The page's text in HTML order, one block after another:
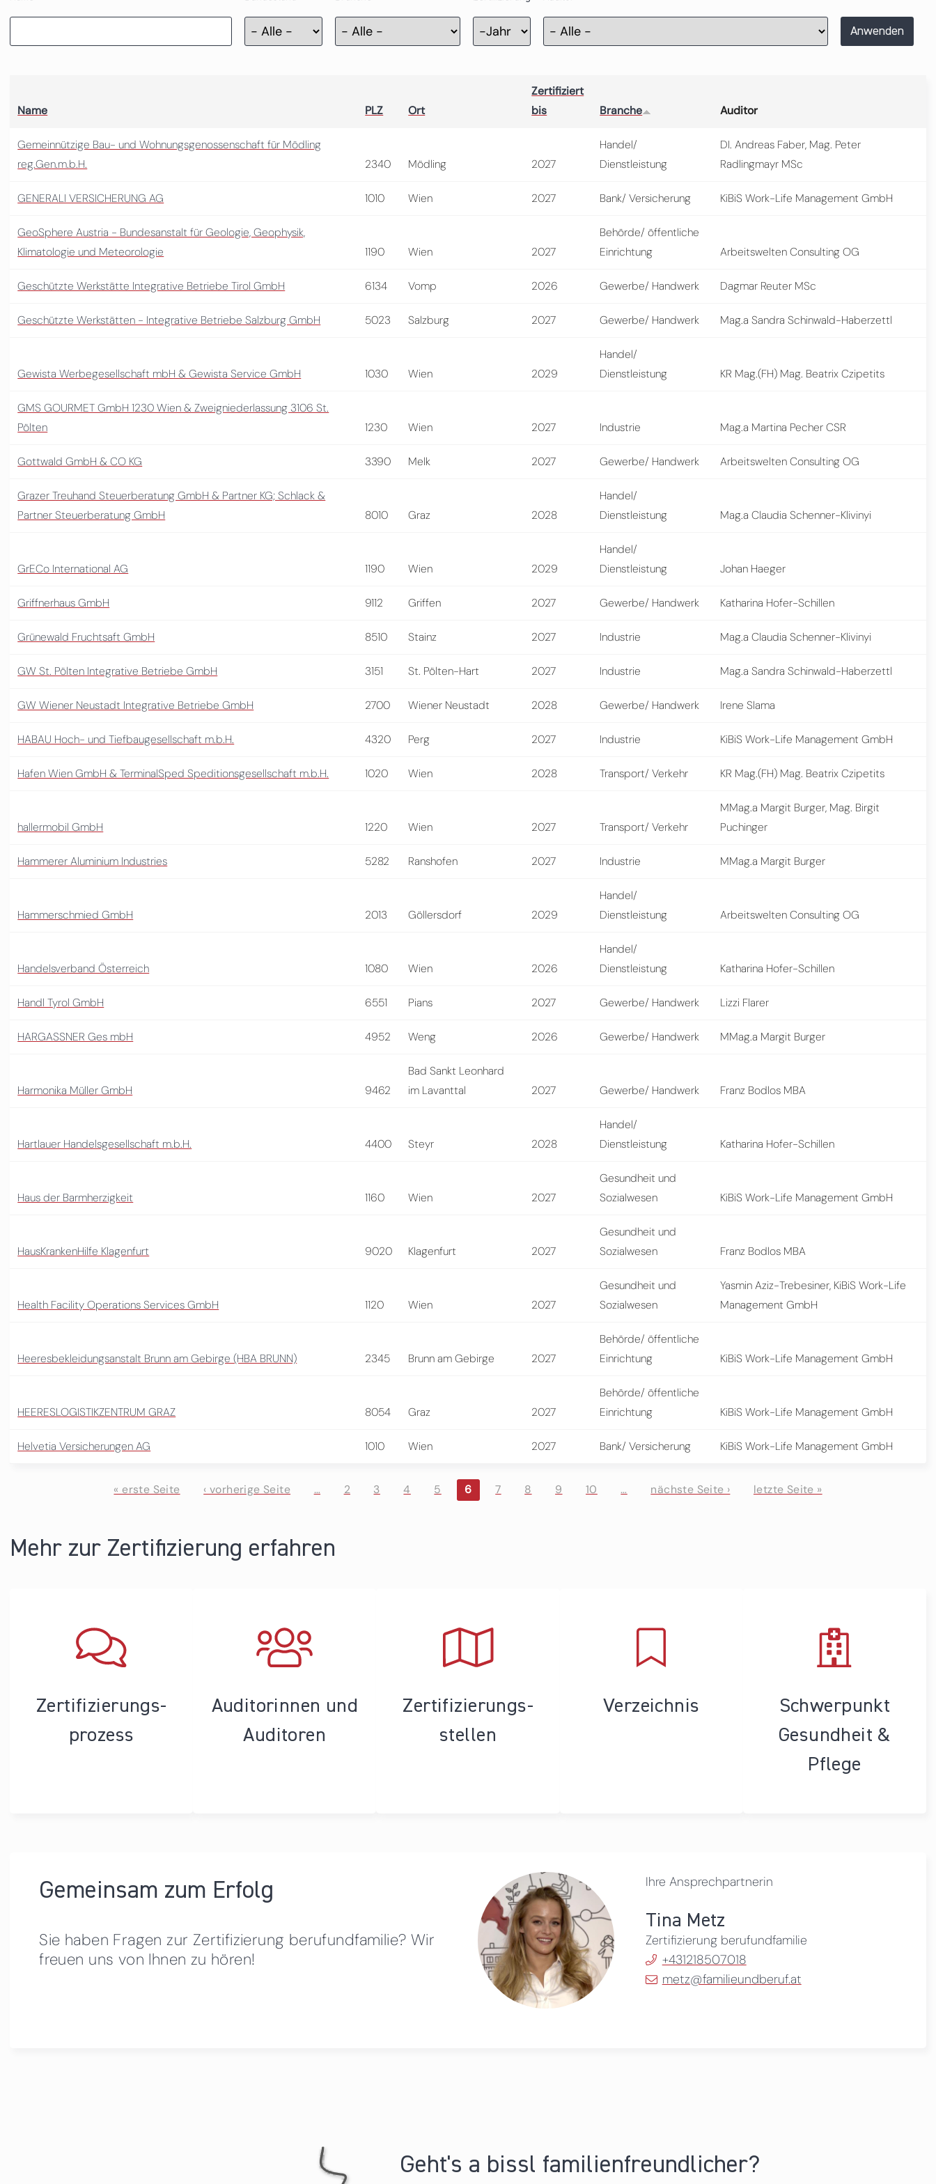
Zertifizierung
Jahr Anwenden
Name PLZ Ort
Zertifiziert
bis
Branche Auditor
Gemeinnützige Bau- und Wohnungsgenossenschaft für Mödling
reg.Gen.m.b.H.
2340 Mödling 2027
Handel/
Dienstleistung
DI. Andreas Faber, Mag. Peter
Radlingmayr MSc
GENERALI VERSICHERUNG AG 1010 Wien 2027 Bank/ Versicherung KiBiS Work-Life Management GmbH
GeoSphere Austria - Bundesanstalt für Geologie, Geophysik,
Klimatologie und Meteorologie
1190 Wien 2027
Behörde/ öffentliche
Einrichtung
Arbeitswelten Consulting OG
Geschützte Werkstätte Integrative Betriebe Tirol GmbH 6134 Vomp 2026 Gewerbe/ Handwerk Dagmar Reuter MSc
Geschützte Werkstätten - Integrative Betriebe Salzburg GmbH 5023 Salzburg 2027 Gewerbe/ Handwerk Mag.a Sandra Schinwald-Haberzettl
Gewista Werbegesellschaft mbH & Gewista Service GmbH 1030 Wien 2029
Handel/
Dienstleistung
KR Mag.(FH) Mag. Beatrix Czipetits
GMS GOURMET GmbH 1230 Wien & Zweigniederlassung 3106 St.
Pölten
1230 Wien 2027 Industrie Mag.a Martina Pecher CSR
Gottwald GmbH & CO KG 3390 Melk 2027 Gewerbe/ Handwerk Arbeitswelten Consulting OG
Grazer Treuhand Steuerberatung GmbH & Partner KG; Schlack &
Partner Steuerberatung GmbH
8010 Graz 2028
Handel/
Dienstleistung
Mag.a Claudia Schenner-Klivinyi
GrECo International AG 1190 Wien 2029
Handel/
Dienstleistung
Johan Haeger
Griffnerhaus GmbH 9112 Griffen 2027 Gewerbe/ Handwerk Katharina Hofer-Schillen
Grünewald Fruchtsaft GmbH 8510 Stainz 2027 Industrie Mag.a Claudia Schenner-Klivinyi
GW St. Pölten Integrative Betriebe GmbH 3151 St. Pölten-Hart 2027 Industrie Mag.a Sandra Schinwald-Haberzettl
GW Wiener Neustadt Integrative Betriebe GmbH 2700 Wiener Neustadt 2028 Gewerbe/ Handwerk Irene Slama
HABAU Hoch- und Tiefbaugesellschaft m.b.H. 4320 Perg 2027 Industrie KiBiS Work-Life Management GmbH
Hafen Wien GmbH & TerminalSped Speditionsgesellschaft m.b.H. 1020 Wien 2028 Transport/ Verkehr KR Mag.(FH) Mag. Beatrix Czipetits
hallermobil GmbH 1220 Wien 2027 Transport/ Verkehr
MMag.a Margit Burger, Mag. Birgit
Puchinger
Hammerer Aluminium Industries 5282 Ranshofen 2027 Industrie MMag.a Margit Burger
Hammerschmied GmbH 2013 Göllersdorf 2029
Handel/
Dienstleistung
Arbeitswelten Consulting OG
Handelsverband Österreich 1080 Wien 2026
Handel/
Dienstleistung
Katharina Hofer-Schillen
Handl Tyrol GmbH 6551 Pians 2027 Gewerbe/ Handwerk Lizzi Flarer
HARGASSNER Ges mbH 4952 Weng 2026 Gewerbe/ Handwerk MMag.a Margit Burger
Harmonika Müller GmbH 9462
Bad Sankt Leonhard
im Lavanttal
2027 Gewerbe/ Handwerk Franz Bodlos MBA
Hartlauer Handelsgesellschaft m.b.H. 4400 Steyr 2028
Handel/
Dienstleistung
Katharina Hofer-Schillen
Haus der Barmherzigkeit 1160 Wien 2027
Gesundheit und
Sozialwesen
KiBiS Work-Life Management GmbH
HausKrankenHilfe Klagenfurt 9020 Klagenfurt 2027
Gesundheit und
Sozialwesen
Franz Bodlos MBA
Health Facility Operations Services GmbH 1120 Wien 2027
Gesundheit und
Sozialwesen
Yasmin Aziz-Trebesiner, KiBiS Work-Life
Management GmbH
Heeresbekleidungsanstalt Brunn am Gebirge (HBA BRUNN) 2345 Brunn am Gebirge 2027
Behörde/ öffentliche
Einrichtung
KiBiS Work-Life Management GmbH
HEERESLOGISTIKZENTRUM GRAZ 8054 Graz 2027
Behörde/ öffentliche
Einrichtung
KiBiS Work-Life Management GmbH
Helvetia Versicherungen AG 1010 Wien 2027 Bank/ Versicherung KiBiS Work-Life Management GmbH
« erste Seite ‹ vorherige Seite … 2 3 4 5 6 7 8 9 10 … nächste Seite › letzte Seite »
Mehr zur Zertifizierung erfahren
Zertifizierungs­
prozess
Auditorinnen und
Auditoren
Zertifizierungs­
stellen
Verzeichnis
Schwerpunkt
Gesundheit &
Pflege
Gemeinsam zum Erfolg
Sie haben Fragen zur Zertifizierung berufundfamilie? Wir
freuen uns von Ihnen zu hören!
Ihre Ansprechpartnerin
Tina Metz
Zertifizierung berufundfamilie
+431218507018
metz@familieundberuf.at
Geht's a bissl familienfreundlicher?